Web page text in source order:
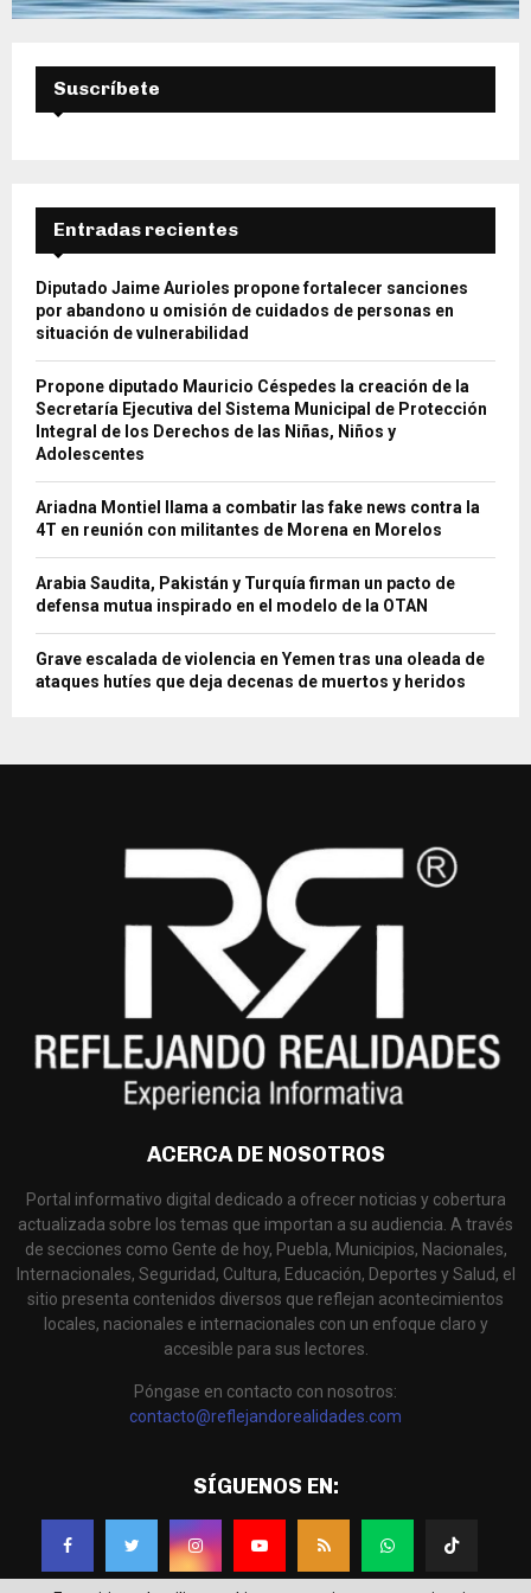
Suscríbete
Entradas recientes
Diputado Jaime Aurioles propone fortalecer sanciones
por abandono u omisión de cuidados de personas en
situación de vulnerabilidad
Propone diputado Mauricio Céspedes la creación de la
Secretaría Ejecutiva del Sistema Municipal de Protección
Integral de los Derechos de las Niñas, Niños y
Adolescentes
Ariadna Montiel llama a combatir las fake news contra la
4T en reunión con militantes de Morena en Morelos
Arabia Saudita, Pakistán y Turquía firman un pacto de
defensa mutua inspirado en el modelo de la OTAN
Grave escalada de violencia en Yemen tras una oleada de
ataques hutíes que deja decenas de muertos y heridos
ACERCA DE NOSOTROS
Portal informativo digital dedicado a ofrecer noticias y cobertura
actualizada sobre los temas que importan a su audiencia. A través
de secciones como Gente de hoy, Puebla, Municipios, Nacionales,
Internacionales, Seguridad, Cultura, Educación, Deportes y Salud, el
sitio presenta contenidos diversos que reflejan acontecimientos
locales, nacionales e internacionales con un enfoque claro y
accesible para sus lectores.
Póngase en contacto con nosotros:
contacto@reflejandorealidades.com
SÍGUENOS EN: